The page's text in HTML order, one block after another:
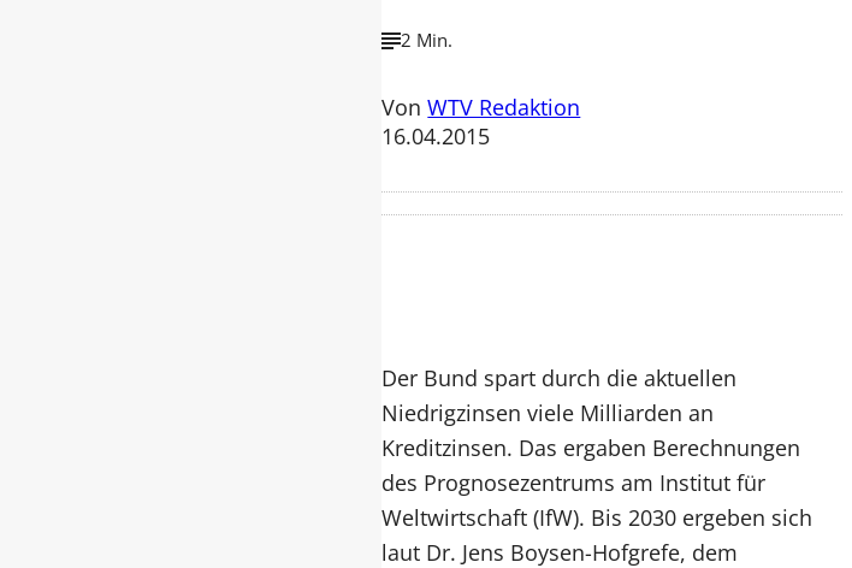
2 Min.
VonWTV Redaktion
16.04.2015
Der Bund spart durch die aktuellen
Niedrigzinsen viele Milliarden an
Kreditzinsen. Das ergaben Berechnungen
des Prognosezentrums am Institut für
Weltwirtschaft (IfW). Bis 2030 ergeben sich
laut Dr. Jens Boysen-Hofgrefe, dem